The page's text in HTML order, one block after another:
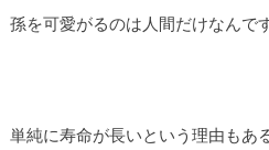
孫を可愛がるのは人間だけなんです
単純に寿命が長いという理由もあ